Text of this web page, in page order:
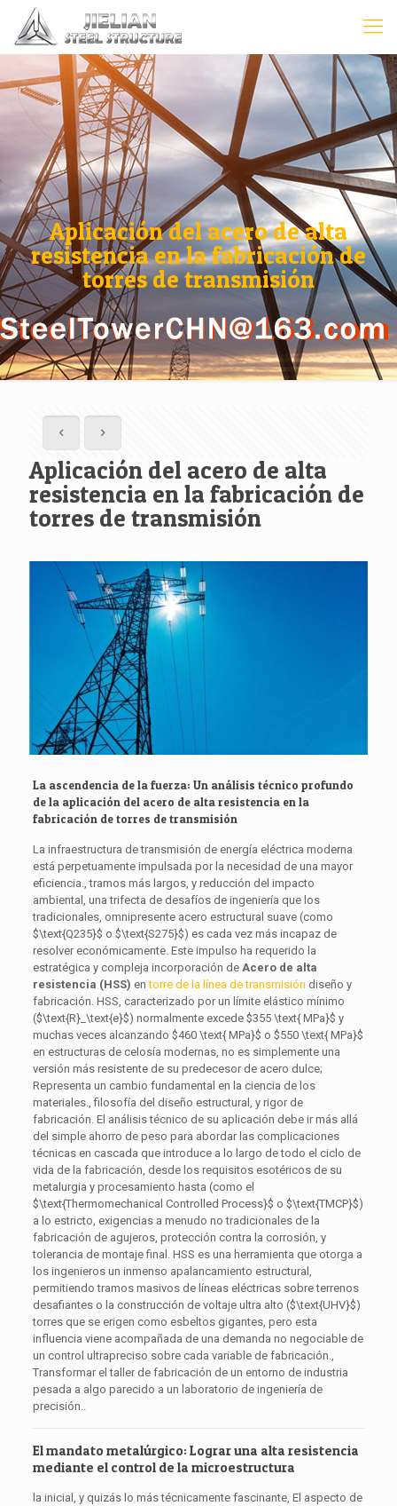
Aplicación del acero de alta
resistencia en la fabricación de
torres de transmisión
Aplicación del acero de alta
resistencia en la fabricación de
torres de transmisión
La ascendencia de la fuerza: Un análisis técnico profundo
de la aplicación del acero de alta resistencia en la
fabricación de torres de transmisión
La infraestructura de transmisión de energía eléctrica moderna
está perpetuamente impulsada por la necesidad de una mayor
eficiencia., tramos más largos, y reducción del impacto
ambiental, una trifecta de desafíos de ingeniería que los
tradicionales, omnipresente acero estructural suave (como
$\text{Q235}$ o $\text{S275}$) es cada vez más incapaz de
resolver económicamente. Este impulso ha requerido la
estratégica y compleja incorporación de Acero de alta
resistencia (HSS) entorre de la línea de transmisión diseño y
fabricación. HSS, caracterizado por un límite elástico mínimo
($\text{R}_\text{e}$) normalmente excede $355 \text{ MPa}$ y
muchas veces alcanzando $460 \text{ MPa}$ o $550 \text{ MPa}$
en estructuras de celosía modernas, no es simplemente una
versión más resistente de su predecesor de acero dulce;
Representa un cambio fundamental en la ciencia de los
materiales., filosofía del diseño estructural, y rigor de
fabricación. El análisis técnico de su aplicación debe ir más allá
del simple ahorro de peso para abordar las complicaciones
técnicas en cascada que introduce a lo largo de todo el ciclo de
vida de la fabricación, desde los requisitos esotéricos de su
metalurgia y procesamiento hasta (como el
$\text{Thermomechanical Controlled Process}$ o $\text{TMCP}$)
a lo estricto, exigencias a menudo no tradicionales de la
fabricación de agujeros, protección contra la corrosión, y
tolerancia de montaje final. HSS es una herramienta que otorga a
los ingenieros un inmenso apalancamiento estructural,
permitiendo tramos masivos de líneas eléctricas sobre terrenos
desafiantes o la construcción de voltaje ultra alto ($\text{UHV}$)
torres que se erigen como esbeltos gigantes, pero esta
influencia viene acompañada de una demanda no negociable de
un control ultrapreciso sobre cada variable de fabricación.,
Transformar el taller de fabricación de un entorno de industria
pesada a algo parecido a un laboratorio de ingeniería de
precisión..
El mandato metalúrgico: Lograr una alta resistencia
mediante el control de la microestructura
la inicial, y quizás lo más técnicamente fascinante, El aspecto de